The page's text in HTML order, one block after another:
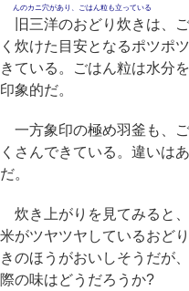
んのカニ穴があり、ごはん粒も立っている
旧三洋のおどり炊きは、
く炊けた目安となるポツポ
きている。ごはん粒は水分
印象的だ。
一方象印の極め羽釜も、
くさんできている。違いは
だ。
炊き上がりを見てみると
米がツヤツヤしているおど
きのほうがおいしそうだが
際の味はどうだろうか?